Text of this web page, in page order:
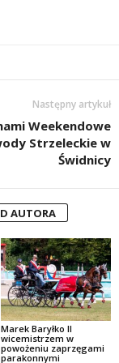
Następny artykuł
Weekendowe
Strzeleckie w
Świdnicy
AUTORA
Marek Baryłko II
wicemistrzem w
powożeniu zaprzęgami
parakonnymi